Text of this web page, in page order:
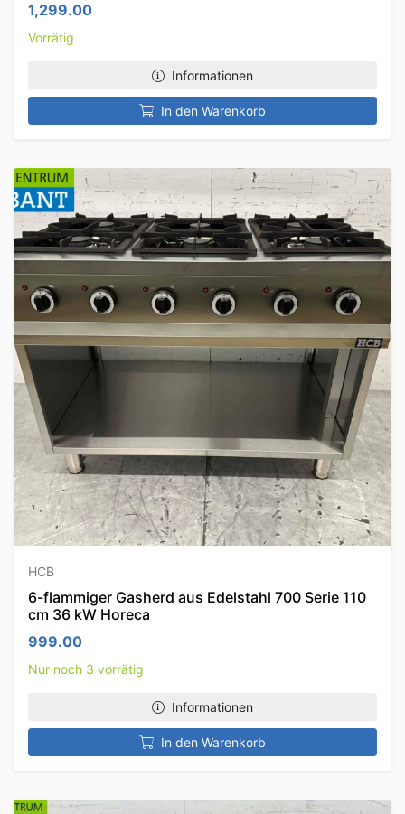
1,299.00
Vorrätig
Informationen
In den Warenkorb
HCB
6-flammiger Gasherd aus Edelstahl 700 Serie 110
cm 36 kW Horeca
999.00
Nur noch 3 vorrätig
Informationen
In den Warenkorb